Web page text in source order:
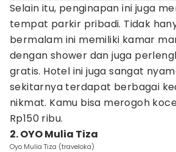
Selain itu, penginapan ini juga
tempat parkir pribadi. Tidak
bermalam ini memiliki kamar
dengan shower dan juga
gratis. Hotel ini juga sangat
sekitarnya terdapat berbagai
nikmat. Kamu bisa merogoh
Rp150 ribu.
2. OYO Mulia Tiza
Oyo Mulia Tiza (traveloka)